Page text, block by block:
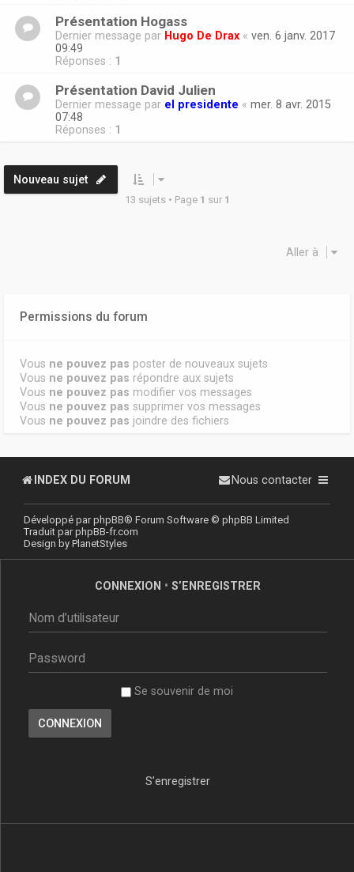
Présentation Hogass
Dernier message par Hugo De Drax « ven. 6 janv. 2017
09:49
Réponses : 1
Présentation David Julien
Dernier message par el presidente « mer. 8 avr. 2015
07:48
Réponses : 1
Nouveau sujet
13 sujets • Page 1 sur 1
Aller à
Permissions du forum
Vous ne pouvez pas poster de nouveaux sujets
Vous ne pouvez pas répondre aux sujets
Vous ne pouvez pas modifier vos messages
Vous ne pouvez pas supprimer vos messages
Vous ne pouvez pas joindre des fichiers
INDEX DU FORUM Nous contacter
Développé parphpBB® Forum Software © phpBB Limited
Traduit parphpBB-fr.com
Design by PlanetStyles
CONNEXION • S’ENREGISTRER
Se souvenir de moi
S’enregistrer